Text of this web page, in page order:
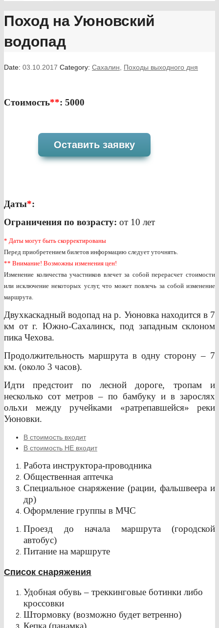
Поход на Уюновский
водопад
Date: 03.10.2017 Category: Сахалин Походы выходного дня
Стоимость**: 5000
Оставить заявку
Даты*:
Ограничения по возрасту: от 10 лет
* Даты могут быть скорректированы
Перед приобретением билетов информацию следует уточнять.
** Внимание! Возможны изменения цен!
Изменение количества участников влечет за собой перерасчет стоимости
или исключение некоторых услуг, что может повлечь за собой изменение
маршрута.
Двухкаскадный водопад на р. Уюновка находится в 7
км от г. Южно-Сахалинск, под западным склоном
пика Чехова.
Продолжительность маршрута в одну сторону – 7
км. (около 3 часов).
Идти предстоит по лесной дороге, тропам и
несколько сот метров – по бамбуку и в зарослях
ольхи между ручейками «ратрепавшейся» реки
Уюновки.
В стоимость входит
В стоимость НЕ входит
Работа инструктора-проводника
Общественная аптечка
Специальное снаряжение (рации, фальшвеера и
др)
Оформление группы в МЧС
Проезд до начала маршрута (городской
автобус)
Питание на маршруте
Список снаряжения
Удобная обувь – треккинговые ботинки либо
кроссовки
Штормовку (возможно будет ветренно)
Кепка (панамка)